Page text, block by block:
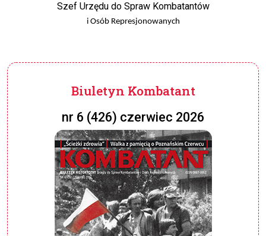
Szef Urzędu do Spraw Kombatantów
i Osób Represjonowanych
Biuletyn Kombatant
nr 6 (426) czerwiec 2026